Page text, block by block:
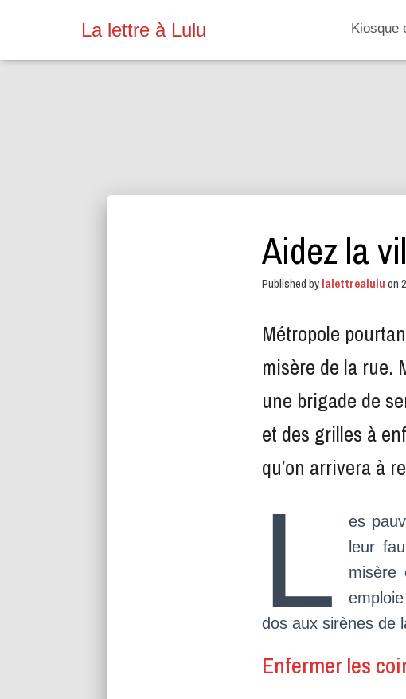
La lettre à Lulu Kiosque
Aidez la
Published bylalettrealuluon
Métropole
misère de la rue.
une brigade de
et des grilles à
qu’on arrivera à
L
es
leur
misère
dos aux sirènes de
Enfermer les